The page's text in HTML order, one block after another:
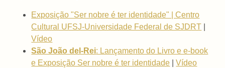
Exposição "Ser nobre é ter identidade" | Centro
Cultural UFSJ-Universidade Federal de SJDRT
Vídeo
São João del-Rei: Lançamento do Livro e e-book
e Exposição Ser nobre é ter identidade |Vídeo